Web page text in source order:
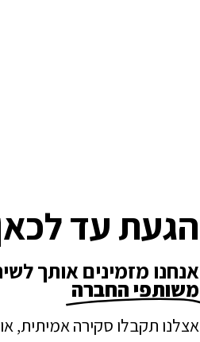
הגעת עד
אנחנו מזמינים אותך
משותפי החברה
אצלנו תקבלו סקירה אמיתית,